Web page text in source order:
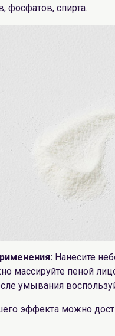
фосфатов, спирта.
Нанесите
массируйте пеной
умывания
эффекта можно